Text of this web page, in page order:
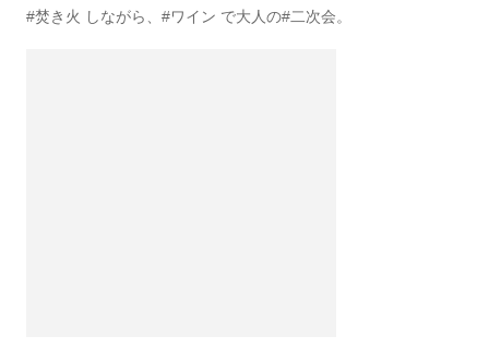
#焚き火 しながら、#ワイン で大人の#二次会。